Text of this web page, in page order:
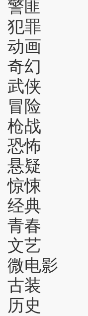
警匪
犯罪
动画
奇幻
武侠
冒险
枪战
恐怖
悬疑
惊悚
经典
青春
文艺
微电影
古装
历史